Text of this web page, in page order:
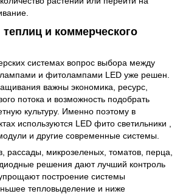
и коммерческого
системах вопрос выбора между
и фитолампами LED уже решен.
важны экономика, ресурс,
потока и возможность подобрать
культуру. Именно поэтому в
используются LED фито светильники
и другие современные системы.
рассады, микрозеленых, томатов, перца,
решения дают лучший контроль
построение системы
тепловыделение и ниже